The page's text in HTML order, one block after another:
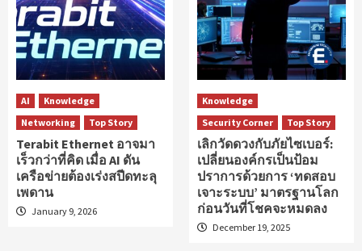
AI
Knowledge
Networking
Top Story
Terabit Ethernet อาจมา
เร็วกว่าที่คิด เมื่อ AI ดัน
เครือข่ายต้องเร่งสปีดทะลุ
เพดาน
January 9, 2026
Knowledge
Security Corner
Top Story
เลิกวัดดวงกับภัยไซเบอร์:
เปลี่ยนองค์กรเป็นป้อม
ปราการด้วยการ ‘ทดสอบ
เจาะระบบ’ มาตรฐานโลก
ก่อนวันที่โชคจะหมดลง
December 19, 2025